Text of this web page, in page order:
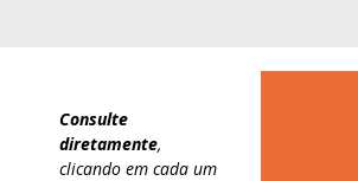
Consulte
diretamente,
clicando em cada um